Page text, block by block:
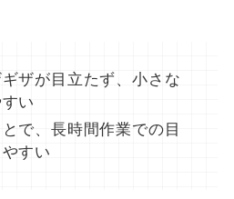
ギザが目立たず、小さな
い
で、長時間作業での目
すい